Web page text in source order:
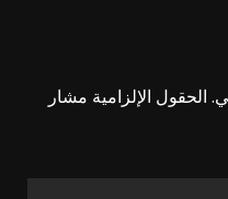
الحقول الإلزامية مشار